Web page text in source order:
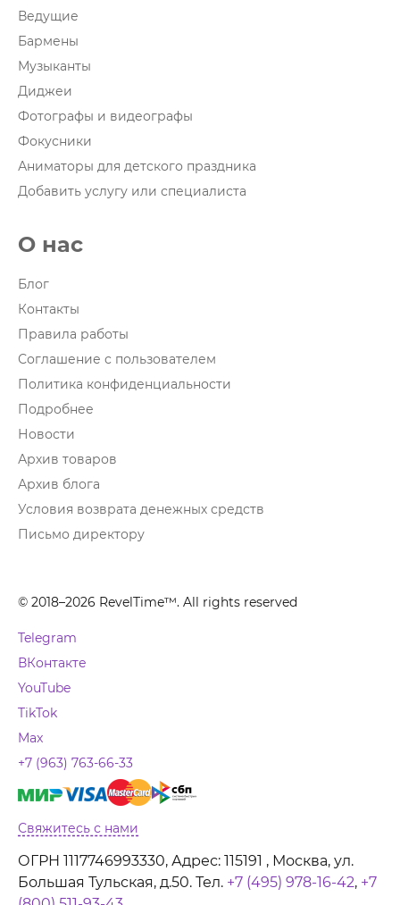
Ведущие
Бармены
Музыканты
Диджеи
Фотографы и видеографы
Фокусники
Аниматоры для детского праздника
Добавить услугу или специалиста
О нас
Блог
Контакты
Правила работы
Соглашение с пользователем
Политика конфиденциальности
Подробнее
Новости
Архив товаров
Архив блога
Условия возврата денежных средств
Письмо директору
© 2018–2026 RevelTime™. All rights reserved
Telegram
ВКонтакте
YouTube
TikTok
Max
+7 (963) 763-66-33
Свяжитесь с нами
ОГРН 1117746993330, Адрес: 115191 , Москва, ул.
Большая Тульская, д.50. Тел. +7 (495) 978-16-42, +7